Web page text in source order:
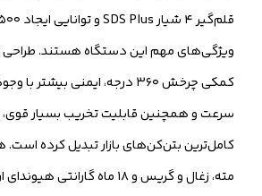
ویژگی‌های مهم این دستگاه هستند. طراحی
کمکی چرخش ۳۶۰ درجه، ایمنی
سرعت و همچنین قابلیت تخریب بسیار قوی،
کامل‌ترین بتن‌کن‌های بازار تبدیل کرده است.
مته، زغال و گریس و ۱۸ ماه